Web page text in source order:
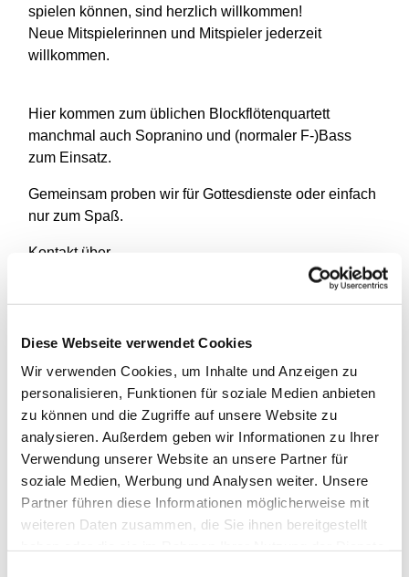
Diese Webseite verwendet Cookies
Wir verwenden Cookies, um Inhalte und Anzeigen zu
personalisieren, Funktionen für soziale Medien anbieten
zu können und die Zugriffe auf unsere Website zu
analysieren. Außerdem geben wir Informationen zu Ihrer
Verwendung unserer Website an unsere Partner für
soziale Medien, Werbung und Analysen weiter. Unsere
Partner führen diese Informationen möglicherweise mit
weiteren Daten zusammen, die Sie ihnen bereitgestellt
spielen können, sind herzlich willkommen!
Neue Mitspielerinnen und Mitspieler jederzeit
willkommen.
Hier kommen zum üblichen Blockflötenquartett
manchmal auch Sopranino und (normaler F-)Bass
zum Einsatz.
Gemeinsam proben wir für Gottesdienste oder einfach
nur zum Spaß.
Kontakt über